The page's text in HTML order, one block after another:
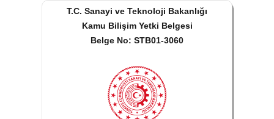
T.C. Sanayi ve Teknoloji Bakanlığı
Kamu Bilişim Yetki Belgesi
Belge No: STB01-3060